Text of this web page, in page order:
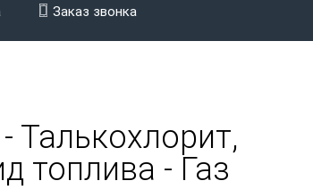
Заказ звонка
Талькохлорит,
топлива - Газ